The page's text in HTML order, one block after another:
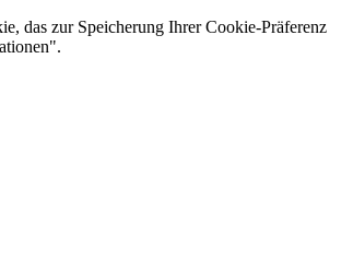
das zur Speicherung Ihrer Cookie-Präferenz